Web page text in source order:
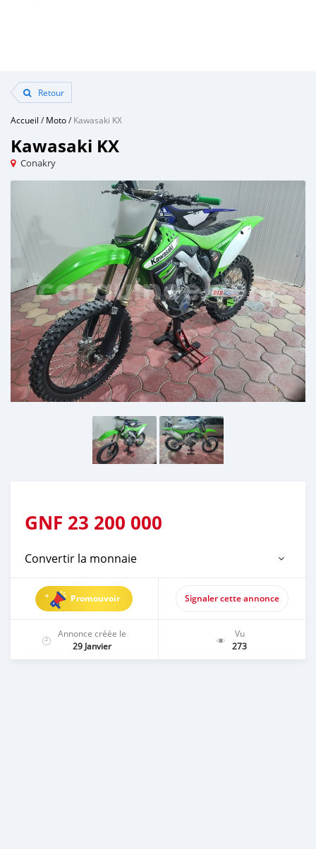
Retour
Accueil /Moto/Kawasaki KX
Kawasaki KX
Conakry
GNF 23 200 000
Convertir la monnaie
Promouvoir Signaler cette annonce
Annonce créée le
29 Janvier
Vu
273